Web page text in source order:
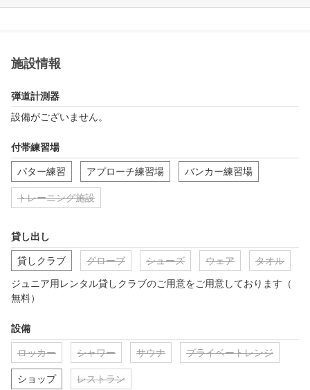
施設情報
弾道計測器
設備がございません。
付帯練習場
パター練習 アプローチ練習場 バンカー練習場
トレーニング施設
貸し出し
貸しクラブ グローブ シューズ ウェア タオル
ジュニア用レンタル貸しクラブのご用意をご用意しております（
無料）
設備
ロッカー シャワー サウナ プライベートレンジ
ショップ レストラン